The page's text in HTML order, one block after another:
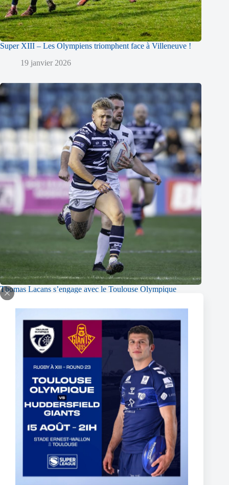
Super XIII – Les Olympiens triomphent face à Villeneuve !
19 janvier 2026
Thomas Lacans s’engage avec le Toulouse Olympique